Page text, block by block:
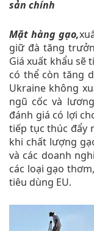
sản chính
Mặt hàng gạo,
giữ đà tăng
Giá xuất khẩu sẽ
có thể còn tăng
Ukraine không
ngũ cốc và
đánh giá có lợi
tiếp tục thúc đẩy
khi chất lượng
và các doanh
các loại gạo
tiêu dùng EU.